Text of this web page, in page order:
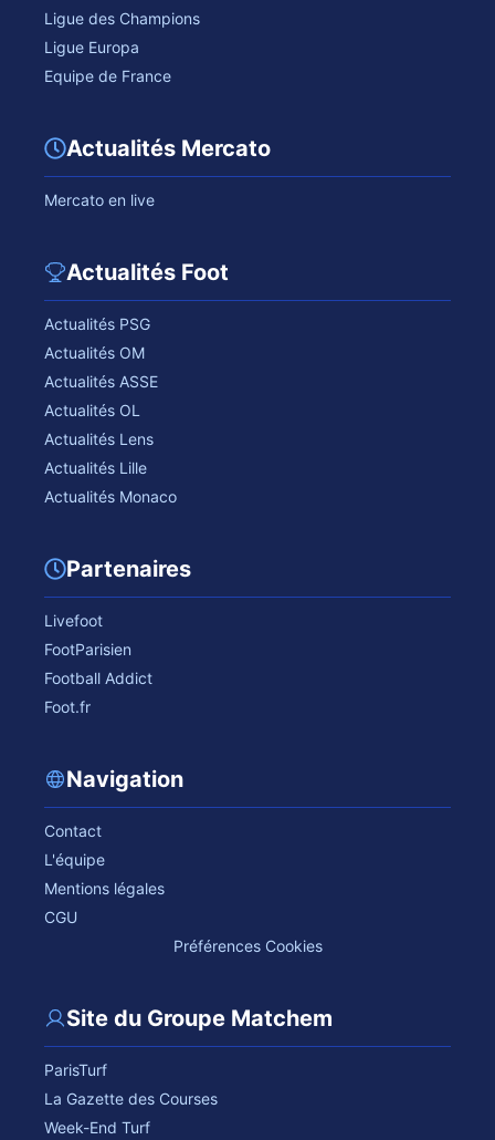
Ligue des Champions
Ligue Europa
Equipe de France
Actualités Mercato
Mercato en live
Actualités Foot
Actualités PSG
Actualités OM
Actualités ASSE
Actualités OL
Actualités Lens
Actualités Lille
Actualités Monaco
Partenaires
Livefoot
FootParisien
Football Addict
Foot.fr
Navigation
Contact
L'équipe
Mentions légales
CGU
Préférences Cookies
Site du Groupe Matchem
ParisTurf
La Gazette des Courses
Week-End Turf